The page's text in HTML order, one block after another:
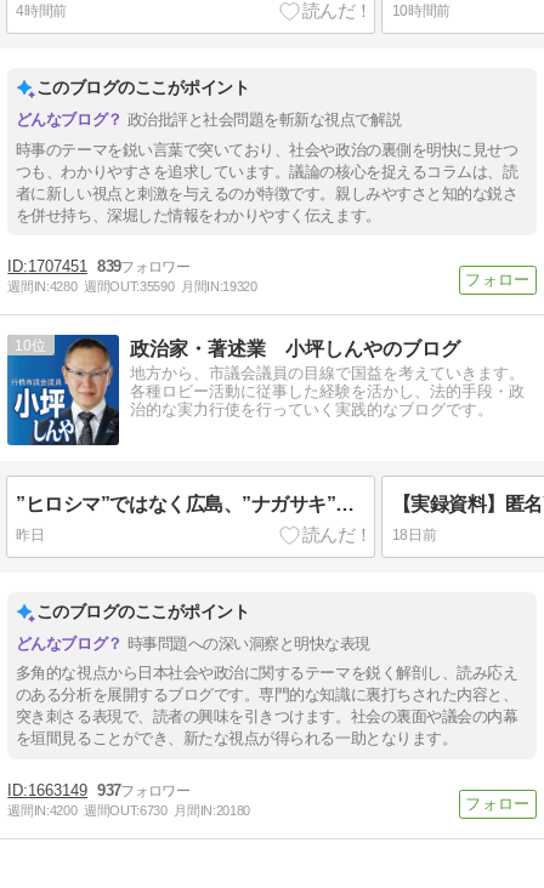
4時間前 10時間前
このブログのここがポイント
政治批評と社会問題を斬新な視点で解説
時事のテーマを鋭い言葉で突いており、社会や政治の裏側を明快に見せつ
つも、わかりやすさを追求しています。議論の核心を捉えるコラムは、読
者に新しい視点と刺激を与えるのが特徴です。親しみやすさと知的な鋭さ
を併せ持ち、深堀した情報をわかりやすく伝えます。
1707451 839
週間IN:4280 週間OUT:35590 月間IN:19320
10 政治家・著述業 小坪しんやのブログ
地方から、市議会議員の目線で国益を考えていきます。
各種ロビー活動に従事した経験を活かし、法的手段・政
治的な実力行使を行っていく実践的なブログです。
”ヒロシマ”ではなく広島、”ナガサキ”ではなく長崎、”フクシマ”ではなく福島だ。【いい加減、ウザイと思った人はシェア】
昨日 18日前
このブログのここがポイント
時事問題への深い洞察と明快な表現
多角的な視点から日本社会や政治に関するテーマを鋭く解剖し、読み応え
のある分析を展開するブログです。専門的な知識に裏打ちされた内容と、
突き刺さる表現で、読者の興味を引きつけます。社会の裏面や議会の内幕
を垣間見ることができ、新たな視点が得られる一助となります。
1663149 937
週間IN:4200 週間OUT:6730 月間IN:20180